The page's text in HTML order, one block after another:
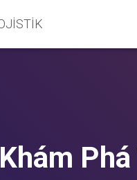
Khám